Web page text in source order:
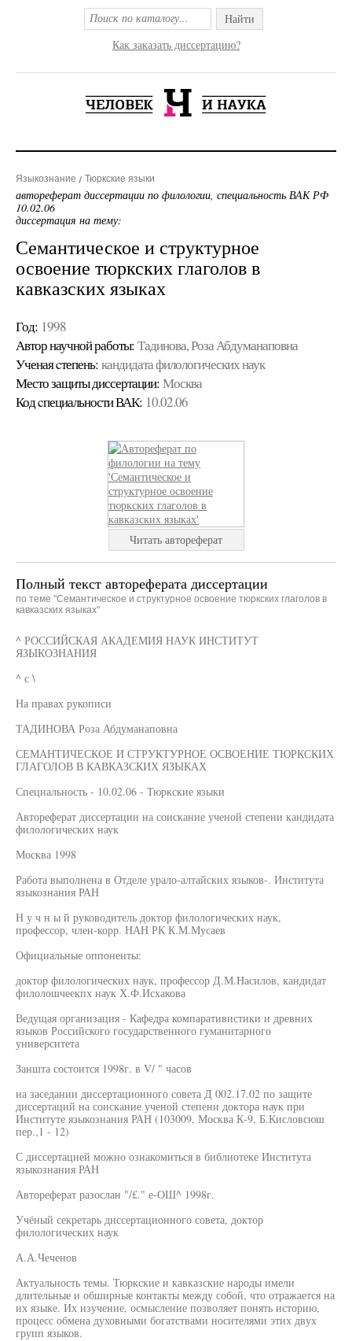
Найти
Как заказать диссертацию?
Языкознание Тюркские языки
автореферат диссертации по филологии, специальность ВАК РФ
10.02.06
диссертация на тему:
Семантическое и структурное
освоение тюркских глаголов в
кавказских языках
Год: 1998
Автор научной работы: Тадинова, Роза Абдуманаповна
Ученая cтепень: кандидата филологических наук
Место защиты диссертации: Москва
Код cпециальности ВАК: 10.02.06
Читать автореферат
Полный текст автореферата диссертации
по теме "Семантическое и структурное освоение тюркских глаголов в
кавказских языках"
^ РОССИЙСКАЯ АКАДЕМИЯ НАУК ИНСТИТУТ
ЯЗЫКОЗНАНИЯ
^ с \
На правах рукописи
ТАДИНОВА Роза Абдуманаповна
СЕМАНТИЧЕСКОЕ И СТРУКТУРНОЕ ОСВОЕНИЕ ТЮРКСКИХ
ГЛАГОЛОВ В КАВКАЗСКИХ ЯЗЫКАХ
Специальность - 10.02.06 - Тюркские языки
Автореферат диссертации на соискание ученой степени кандидата
филологических наук
Москва 1998
Работа выполнена в Отделе урало-алтайских языков-. Института
языкознания РАН
Н у ч н ы й руководитель доктор филологических наук,
профессор, член-корр. НАН РК К.М.Мусаев
Официальные оппоненты:
доктор филологических наук, профессор Д.М.Насилов, кандидат
филолошчеекпх наук Х.Ф.Исхакова
Ведущая организация - Кафедра компаративистики и древних
языков Российского государственного гуманитарного
университета
Заншта состоится 1998г. в V/ " часов
на заседании диссертационного совета Д 002.17.02 по защите
диссертаций на соискание ученой степени доктора наук при
Институте языкознания РАН (103009, Москва К-9, Б.Кисловсюш
пер.,1 - 12)
С диссертацией можно ознакомиться в библиотеке Института
языкознания РАН
Автореферат разослан "/£." е-ОШ^ 1998г.
Учёный секретарь диссертационного совета, доктор
филологических наук
А.А.Чеченов
Актуальность темы. Тюркские и кавказские народы имели
длительные и обширные контакты между собой, что отражается на
их языке. Их изучение, осмысление позволяет понять историю,
процесс обмена духовными богатствами носителями этих двух
групп языков.